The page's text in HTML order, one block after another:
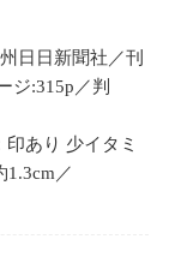
日日新聞社／刊
ジ:315p／判
あり 少イタミ
1.3cm／